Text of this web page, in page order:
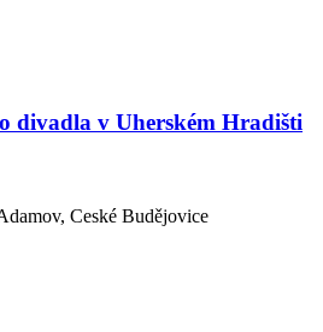
divadla v Uherském Hradišti
Ceské Budějovice